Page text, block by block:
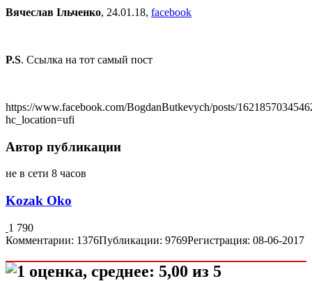
Вячеслав Ільченко, 24.01.18, facebook
P.S. Ссылка на тот самый пост
https://www.facebook.com/BogdanButkevych/posts/
hc_location=ufi
Автор публикации
не в сети 8 часов
Kozak Oko
1 790
Комментарии: 1376Публикации: 9769Регистрация: 08-06-2017